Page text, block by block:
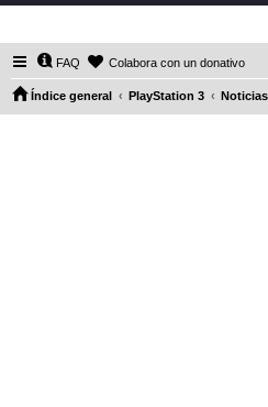
FAQ Colabora con un donativo
Índice general PlayStation 3 Noticias